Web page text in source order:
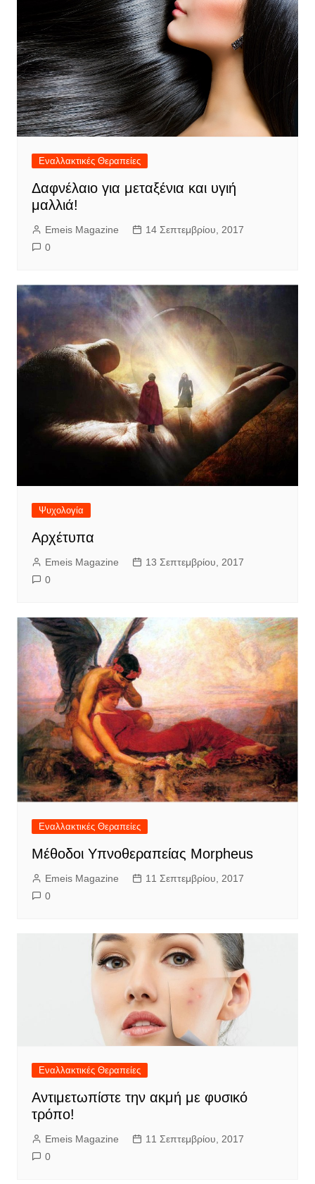
Εναλλακτικές Θεραπείες
Δαφνέλαιο για μεταξένια και υγιή
μαλλιά!
Emeis Magazine
14 Σεπτεμβρίου, 2017
0
Ψυχολογία
Αρχέτυπα
Emeis Magazine
13 Σεπτεμβρίου, 2017
0
Εναλλακτικές Θεραπείες
Μέθοδοι Υπνοθεραπείας Morpheus
Emeis Magazine
11 Σεπτεμβρίου, 2017
0
Εναλλακτικές Θεραπείες
Αντιμετωπίστε την ακμή με φυσικό
τρόπο!
Emeis Magazine
11 Σεπτεμβρίου, 2017
0